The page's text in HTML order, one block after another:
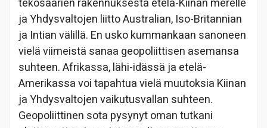
tekosaarien rakennuksesta etelä-Kiinan merelle
ja Yhdysvaltojen liitto Australian, Iso-Britannian
ja Intian välillä. En usko kummankaan sanoneen
vielä viimeistä sanaa geopoliittisen asemansa
suhteen. Afrikassa, lähi-idässä ja etelä-
Amerikassa voi tapahtua vielä muutoksia Kiinan
ja Yhdysvaltojen vaikutusvallan suhteen.
Geopoliittinen sota pysynyt oman tutkani